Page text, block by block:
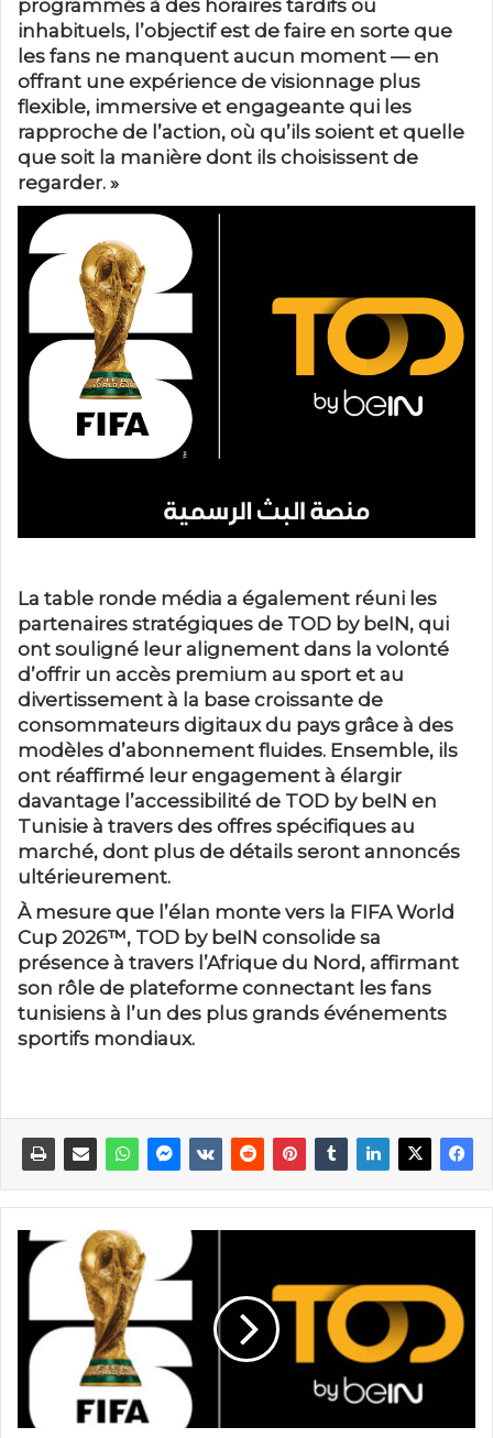
programmés à des horaires tardifs ou
inhabituels, l’objectif est de faire en sorte que
les fans ne manquent aucun moment — en
offrant une expérience de visionnage plus
flexible, immersive et engageante qui les
rapproche de l’action, où qu’ils soient et quelle
que soit la manière dont ils choisissent de
regarder. »
La table ronde média a également réuni les
partenaires stratégiques de TOD by beIN, qui
ont souligné leur alignement dans la volonté
d’offrir un accès premium au sport et au
divertissement à la base croissante de
consommateurs digitaux du pays grâce à des
modèles d’abonnement fluides. Ensemble, ils
ont réaffirmé leur engagement à élargir
davantage l’accessibilité de TOD by beIN en
Tunisie à travers des offres spécifiques au
marché, dont plus de détails seront annoncés
ultérieurement.
À mesure que l’élan monte vers la FIFA World
Cup 2026™, TOD by beIN consolide sa
présence à travers l’Afrique du Nord, affirmant
son rôle de plateforme connectant les fans
tunisiens à l’un des plus grands événements
sportifs mondiaux.